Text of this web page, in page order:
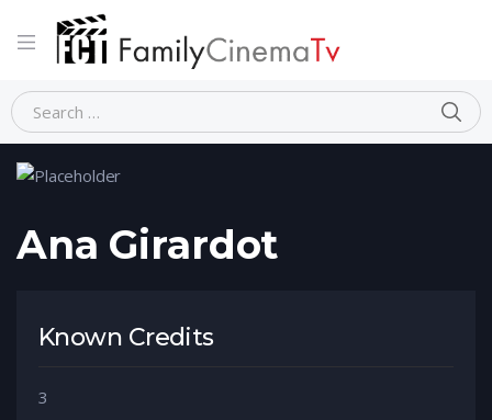
Home Person Ana Girardot
Ana Girardot
Known Credits
3